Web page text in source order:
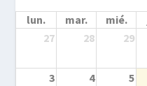
lun. mar. mié.
27
28 29
3 4 5